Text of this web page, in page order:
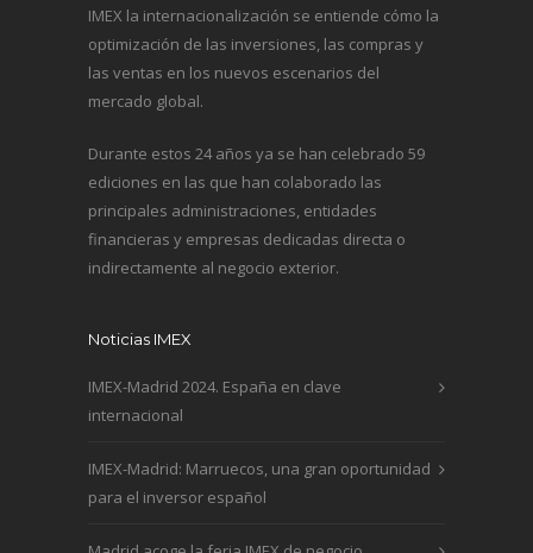
IMEX la internacionalización se entiende cómo la
optimización de las inversiones, las compras y
las ventas en los nuevos escenarios del
mercado global.
Durante estos 24 años ya se han celebrado 59
ediciones en las que han colaborado las
principales administraciones, entidades
financieras y empresas dedicadas directa o
indirectamente al negocio exterior.
Noticias IMEX
IMEX-Madrid 2024. España en clave
internacional
IMEX-Madrid: Marruecos, una gran oportunidad
para el inversor español